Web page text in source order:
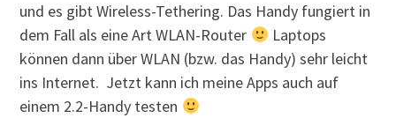
und es gibt Wireless-Tethering. Das Handy fungiert in
dem Fall als eine Art WLAN-Router
Laptops
können dann über WLAN (bzw. das Handy) sehr leicht
ins Internet. Jetzt kann ich meine Apps auch auf
einem 2.2-Handy testen